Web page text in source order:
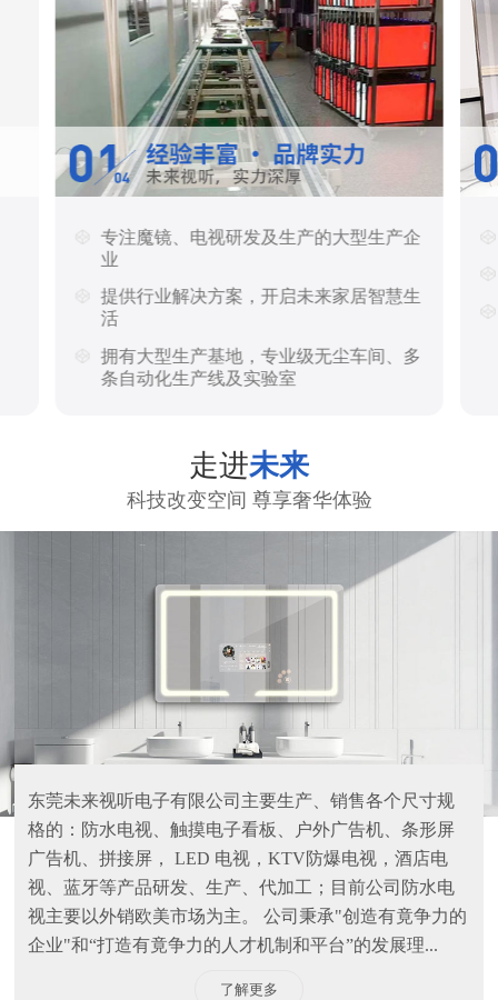
专注魔镜、电视研发及生产的大型生产企
业
提供行业解决方案，开启未来家居智慧生
活
拥有大型生产基地，专业级无尘车间、多
条自动化生产线及实验室
走进未来
科技改变空间 尊享奢华体验
东莞未来视听电子有限公司主要生产、销售各个尺寸规
格的：防水电视、触摸电子看板、户外广告机、条形屏
广告机、拼接屏， LED 电视，KTV防爆电视，酒店电
视、蓝牙等产品研发、生产、代加工；目前公司防水电
视主要以外销欧美市场为主。 公司秉承"创造有竟争力的
企业"和“打造有竟争力的人才机制和平台”的发展理...
了解更多